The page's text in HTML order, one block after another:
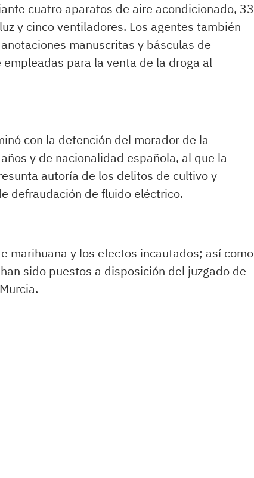
cuatro aparatos de aire acondicionado, 33
y cinco ventiladores. Los agentes también
manuscritas y básculas de
para la venta de la droga al
con la detención del morador de la
y de nacionalidad española, al que la
autoría de los delitos de cultivo y
defraudación de fluido eléctrico.
marihuana y los efectos incautados; así como
sido puestos a disposición del juzgado de